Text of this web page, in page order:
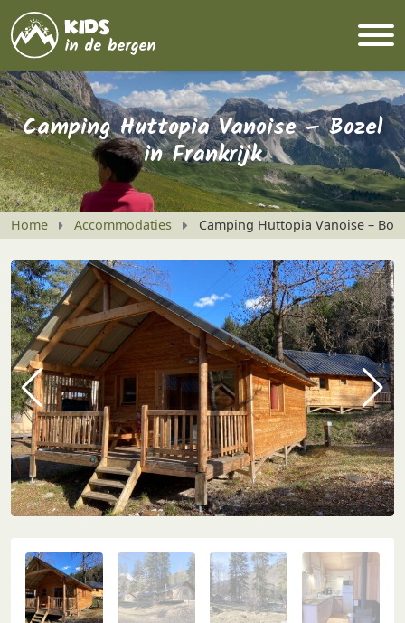
Camping Huttopia Vanoise – Bozel
in Frankrijk
Home Accommodaties Camping Huttopia Vanoise –